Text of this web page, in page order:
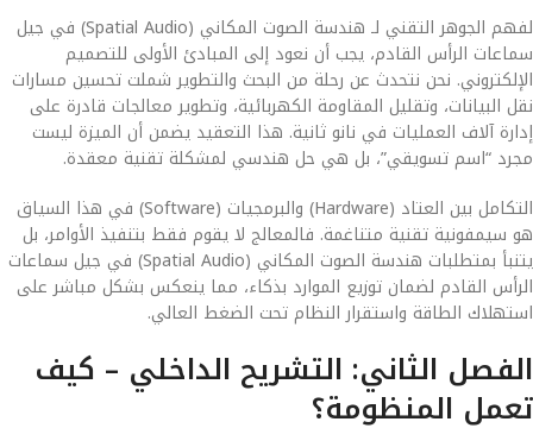
لفهم الجوهر التقني لـ هندسة الصوت المكاني (Spatial Audio) في جيل
سماعات الرأس القادم، يجب أن نعود إلى المبادئ الأولى للتصميم
الإلكتروني. نحن نتحدث عن رحلة من البحث والتطوير شملت تحسين مسارات
نقل البيانات، وتقليل المقاومة الكهربائية، وتطوير معالجات قادرة على
إدارة آلاف العمليات في نانو ثانية. هذا التعقيد يضمن أن الميزة ليست
مجرد “اسم تسويقي”، بل هي حل هندسي لمشكلة تقنية معقدة.
التكامل بين العتاد (Hardware) والبرمجيات (Software) في هذا السياق
هو سيمفونية تقنية متناغمة. فالمعالج لا يقوم فقط بتنفيذ الأوامر، بل
يتنبأ بمتطلبات هندسة الصوت المكاني (Spatial Audio) في جيل سماعات
الرأس القادم لضمان توزيع الموارد بذكاء، مما ينعكس بشكل مباشر على
استهلاك الطاقة واستقرار النظام تحت الضغط العالي.
الفصل الثاني: التشريح الداخلي – كيف
تعمل المنظومة؟